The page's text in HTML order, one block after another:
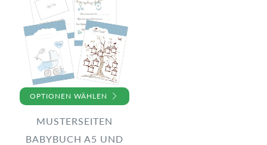
OPTIONEN WÄHLEN
MUSTERSEITEN
BABYBUCH A5 UND